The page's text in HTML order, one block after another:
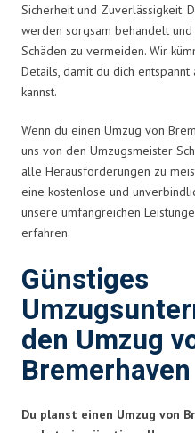
Sicherheit und Zuverlässigkeit.
werden sorgsam behandelt
Schäden zu vermeiden. Wir
Details, damit du dich
kannst.
Wenn du einen Umzug von
uns von den Umzugsmeister
alle Herausforderungen zu
eine kostenlose und
unsere umfangreichen
erfahren.
Günstiges
den Umzug
Du planst einen Umzug von